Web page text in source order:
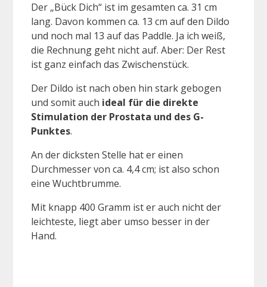
Der „Bück Dich“ ist im gesamten ca. 31 cm
lang. Davon kommen ca. 13 cm auf den Dildo
und noch mal 13 auf das Paddle. Ja ich weiß,
die Rechnung geht nicht auf. Aber: Der Rest
ist ganz einfach das Zwischenstück.
Der Dildo ist nach oben hin stark gebogen
und somit auch ideal für die direkte
Stimulation der Prostata und des G-
Punktes.
An der dicksten Stelle hat er einen
Durchmesser von ca. 4,4 cm; ist also schon
eine Wuchtbrumme.
Mit knapp 400 Gramm ist er auch nicht der
leichteste, liegt aber umso besser in der
Hand.